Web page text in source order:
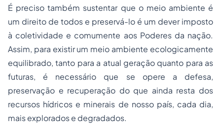
É preciso também sustentar que o meio ambiente é
um direito de todos e preservá-lo é um dever imposto
à coletividade e comumente aos Poderes da nação.
Assim, para existir um meio ambiente ecologicamente
equilibrado, tanto para a atual geração quanto para as
futuras, é necessário que se opere a defesa,
preservação e recuperação do que ainda resta dos
recursos hídricos e minerais de nosso país, cada dia,
mais explorados e degradados.